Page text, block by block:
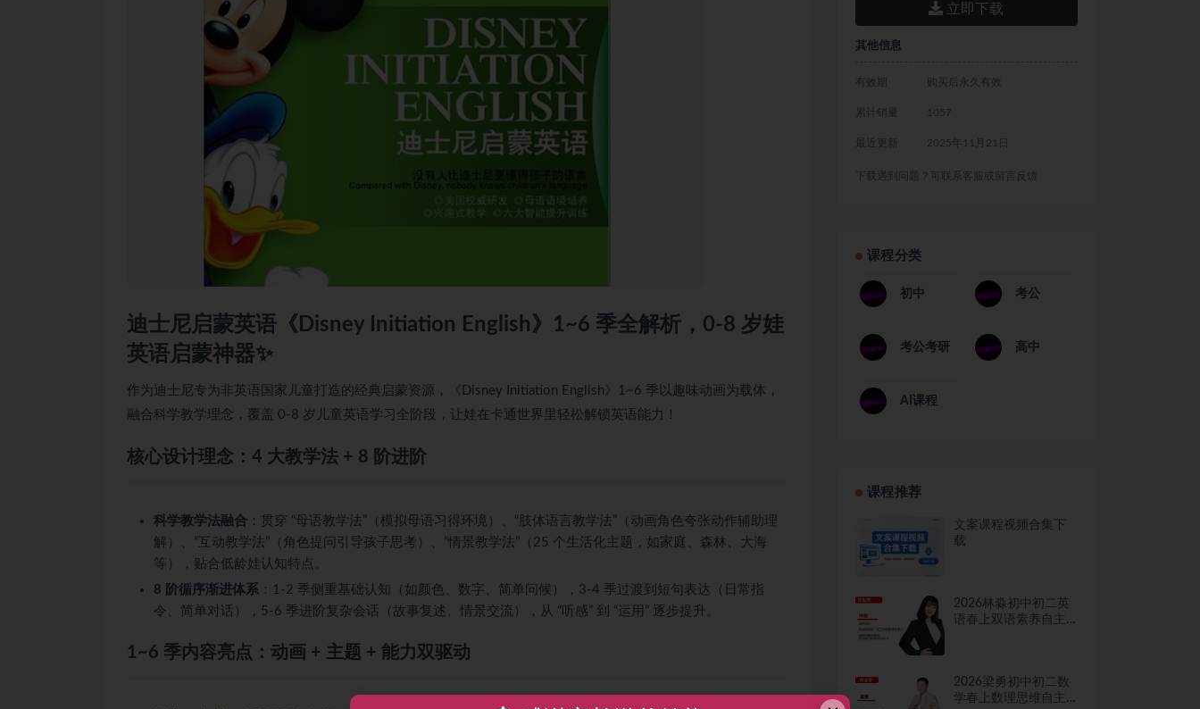
迪士尼启蒙英语《Disney Initiation English》1~6 季全解析，0-8 岁娃
英语启蒙神器✨
作为迪士尼专为非英语国家儿童打造的经典启蒙资源，《Disney Initiation English》1~6 季以趣味动画为载体，
融合科学教学理念，覆盖 0-8 岁儿童英语学习全阶段，让娃在卡通世界里轻松解锁英语能力！
核心设计理念：4 大教学法 + 8 阶进阶
科学教学法融合 ：贯穿 “母语教学法”（模拟母语习得环境）、“肢体语言教学法”（动画角色夸张动作辅助理
解）、“互动教学法”（角色提问引导孩子思考）、“情景教学法”（25 个生活化主题，如家庭、森林、大海
等），贴合低龄娃认知特点。
8 阶循序渐进体系 ：1-2 季侧重基础认知（如颜色、数字、简单问候），3-4 季过渡到短句表达（日常指
令、简单对话），5-6 季进阶复杂会话（故事复述、情景交流），从 “听感” 到 “运用” 逐步提升。
1~6 季内容亮点：动画 + 主题 + 能力双驱动
立即下载
其他信息
有效期 购买后永久有效
累计销量 1057
最近更新 2025年11月21日
下载遇到问题？可联系客服或留言反馈
课程分类
初中 考公
考公考研 高中
AI课程
课程推荐
文案课程视频合集下
载
2026林淼初中初二英
语春上双语素养自主
2026梁勇初中初二数
学春上数理思维自主